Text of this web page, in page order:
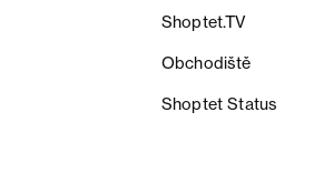
Shoptet.TV
Obchodiště
Shoptet Status